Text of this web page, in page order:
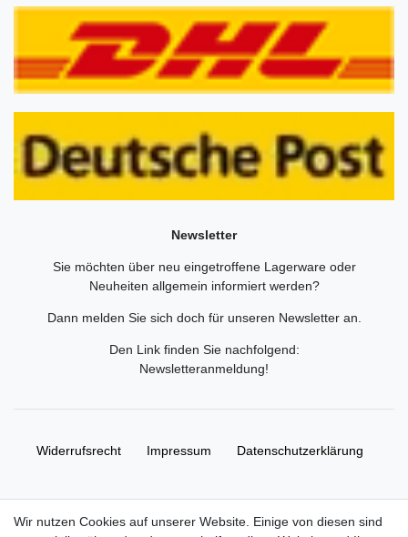
Newsletter
Sie möchten über neu eingetroffene Lagerware oder
Neuheiten allgemein informiert werden?
Dann melden Sie sich doch für unseren Newsletter an.
Den Link finden Sie nachfolgend:
Newsletteranmeldung!
Widerrufs­recht Impressum Daten­schutz­erklärung
Wir nutzen Cookies auf unserer Website. Einige von diesen sind